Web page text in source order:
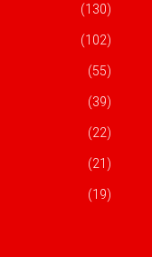
(130)
(102)
(55)
(39)
(22)
(21)
(19)